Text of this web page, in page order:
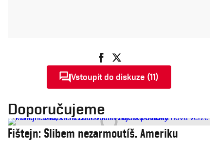
Vstoupit do diskuze (11)
Doporučujeme
Fištejn: Slibem nezarmoutíš. Ameriku